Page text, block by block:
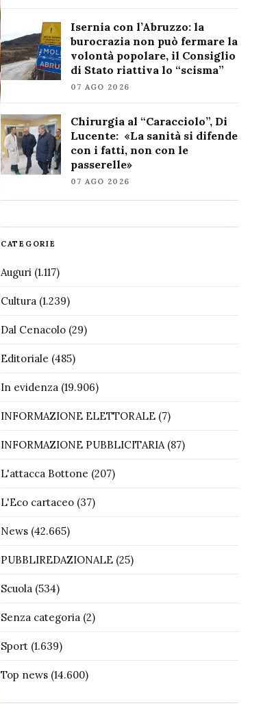
Isernia con l’Abruzzo: la
burocrazia non può fermare la
volontà popolare, il Consiglio
di Stato riattiva lo “scisma”
07 AGO 2026
Chirurgia al “Caracciolo”, Di
Lucente: «La sanità si difende
con i fatti, non con le
passerelle»
07 AGO 2026
CATEGORIE
Auguri(1.117)
Cultura(1.239)
Dal Cenacolo(29)
Editoriale (485)
In evidenza(19.906)
INFORMAZIONE ELETTORALE(7)
INFORMAZIONE PUBBLICITARIA(87)
L'attacca Bottone (207)
L'Eco cartaceo(37)
News(42.665)
PUBBLIREDAZIONALE(25)
Scuola(534)
Senza categoria(2)
Sport(1.639)
Top news(14.600)